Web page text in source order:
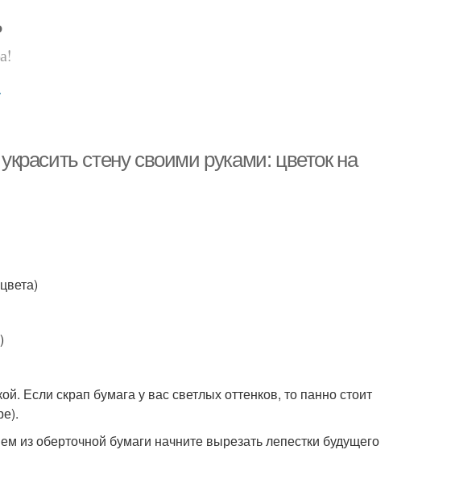
стену своими руками: цветок на
Если скрап бумага у вас светлых оттенков, то панно стоит
из оберточной бумаги начните вырезать лепестки будущего